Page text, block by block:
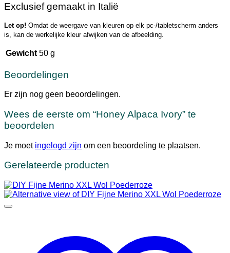
Exclusief gemaakt in Italië
Let op! Omdat de weergave van kleuren op elk pc-/tabletscherm anders
is, kan de werkelijke kleur afwijken van de afbeelding.
Gewicht 50 g
Beoordelingen
Er zijn nog geen beoordelingen.
Wees de eerste om “Honey Alpaca Ivory” te
beoordelen
Je moet ingelogd zijn om een beoordeling te plaatsen.
Gerelateerde producten